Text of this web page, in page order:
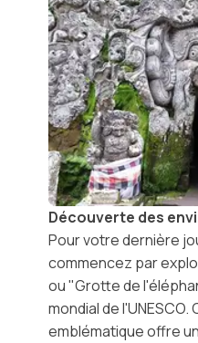
Découverte des
Pour votre dernière
commencez par
ou "Grotte de
mondial de
emblématique offre